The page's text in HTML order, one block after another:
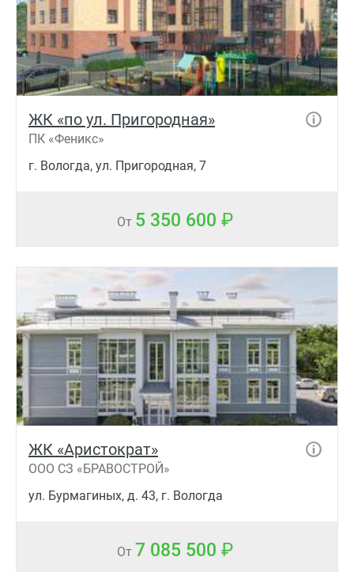
ЖК «по ул. Пригородная»
ПК «Феникс»
г. Вологда, ул. Пригородная, 7
От 5 350 600
ЖК «Аристократ»
ООО СЗ «БРАВОСТРОЙ»
ул. Бурмагиных, д. 43, г. Вологда
От 7 085 500